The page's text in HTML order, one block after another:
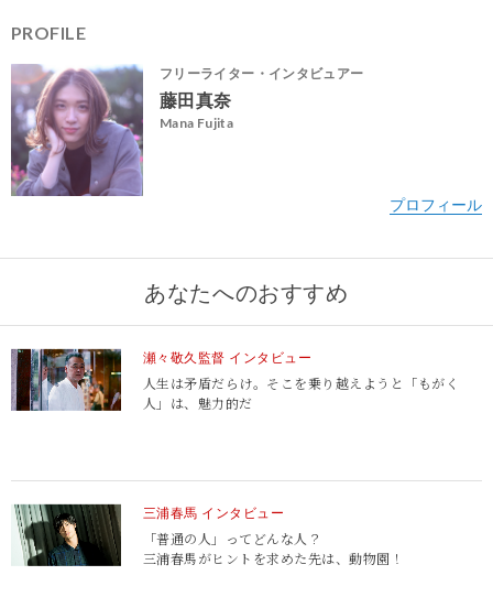
PROFILE
フリーライター・インタビュアー
藤田真奈
Mana Fujita
あなたへのおすすめ
瀬々敬久監督 インタビュー
人生は矛盾だらけ。そこを乗り越えようと「もがく
人」は、魅力的だ
三浦春馬 インタビュー
「普通の人」ってどんな人？
三浦春馬がヒントを求めた先は、動物園！